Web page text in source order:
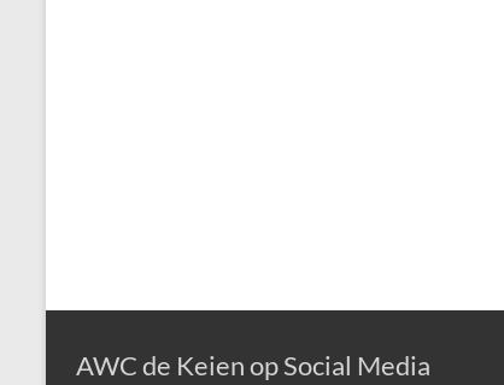
AWC de Keien op Social Media